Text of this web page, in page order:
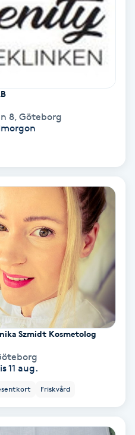
8, Göteborg
Szmidt Kosmetolog
11 aug.
Friskvård